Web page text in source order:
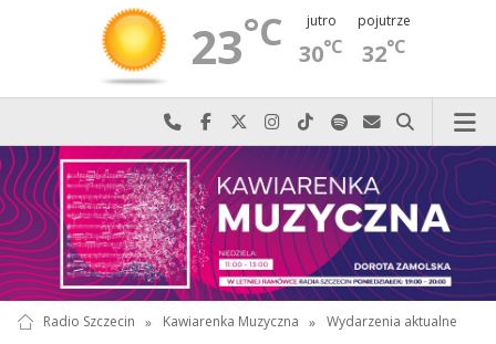
23°C jutro
30°C
pojutrze
32°C
Najlepiej po prostu do nas zadzwoń
Odwiedź nas na Facebook-u
Odwiedź nas na X
Odwiedź nas na Instagram-ie
Odwiedź nas na TikTok-u
Szukaj nas na Spotify
Wyślij do nas
Szukaj
Radio Szczecin » Kawiarenka Muzyczna » Wydarzenia aktualne